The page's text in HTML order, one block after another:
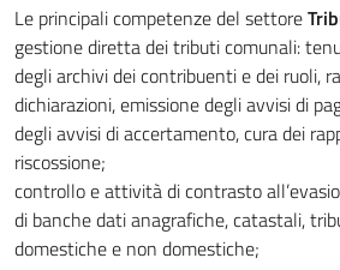
Le principali competenze del settore
gestione diretta dei tributi comunali:
degli archivi dei contribuenti e dei ruoli,
dichiarazioni, emissione degli avvisi di
degli avvisi di accertamento, cura dei
riscossione;
controllo e attività di contrasto
di banche dati anagrafiche, catastali,
domestiche e non domestiche;